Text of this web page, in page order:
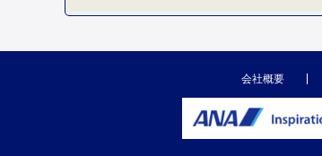
会社概要